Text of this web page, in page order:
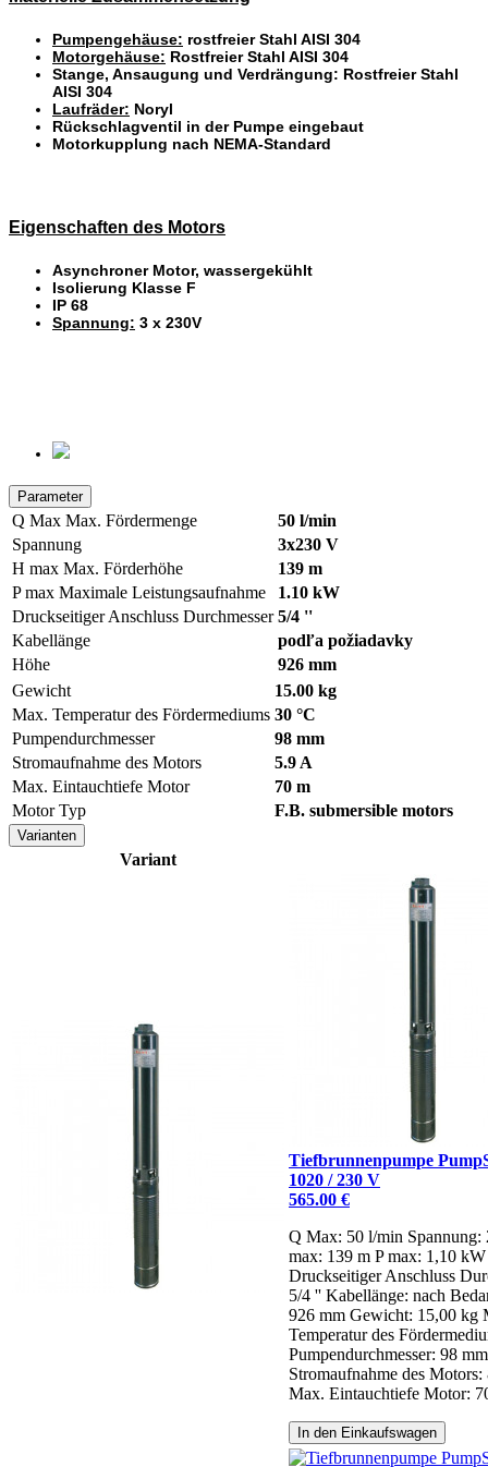
Pumpengehäuse: rostfreier Stahl AISI 304
Motorgehäuse: Rostfreier Stahl AISI 304
Stange, Ansaugung und Verdrängung: Rostfreier Stahl
AISI 304
Laufräder: Noryl
Rückschlagventil in der Pumpe eingebaut
Motorkupplung nach NEMA-Standard
Eigenschaften des Motors
Asynchroner Motor, wassergekühlt
Isolierung Klasse F
IP 68
Spannung: 3 x 230V
Parameter
Q Max Max. Fördermenge
50 l/min
Spannung
3x230 V
H max Max. Förderhöhe
139 m
P max Maximale Leistungsaufnahme
1.10 kW
Druckseitiger Anschluss Durchmesser 5/4 ''
Kabellänge
podľa požiadavky
Höhe
926 mm
Gewicht
15.00 kg
Max. Temperatur des Fördermediums 30 °C
Pumpendurchmesser
98 mm
Stromaufnahme des Motors
5.9 A
Max. Eintauchtiefe Motor
70 m
Motor Typ
F.B. submersible motors
Varianten
Variant
Tiefbrunnenpumpe
1020 / 230 V
565.00 €
Q Max: 50 l/min
max: 139 m P max: 1,10 kW
Druckseitiger Anschluss
5/4 '' Kabellänge: nach
926 mm Gewicht: 15,00 kg
Temperatur des
Pumpendurchmesser: 98 mm
Stromaufnahme des Motors:
Max. Eintauchtiefe Motor:
In den Einkaufswagen